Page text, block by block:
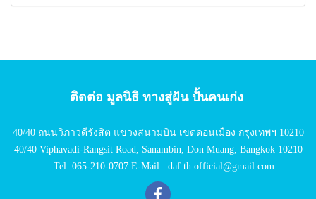
ติดต่อ มูลนิธิ ทางสู่ฝัน ปั้นคนเก่ง
40/40 ถนนวิภาวดีรังสิต แขวงสนามบิน เขตดอนเมือง กรุงเทพฯ 10210
40/40 Viphavadi-Rangsit Road, Sanambin, Don Muang, Bangkok 10210
Tel. 065-210-0707 E-Mail : daf.th.official@gmail.com